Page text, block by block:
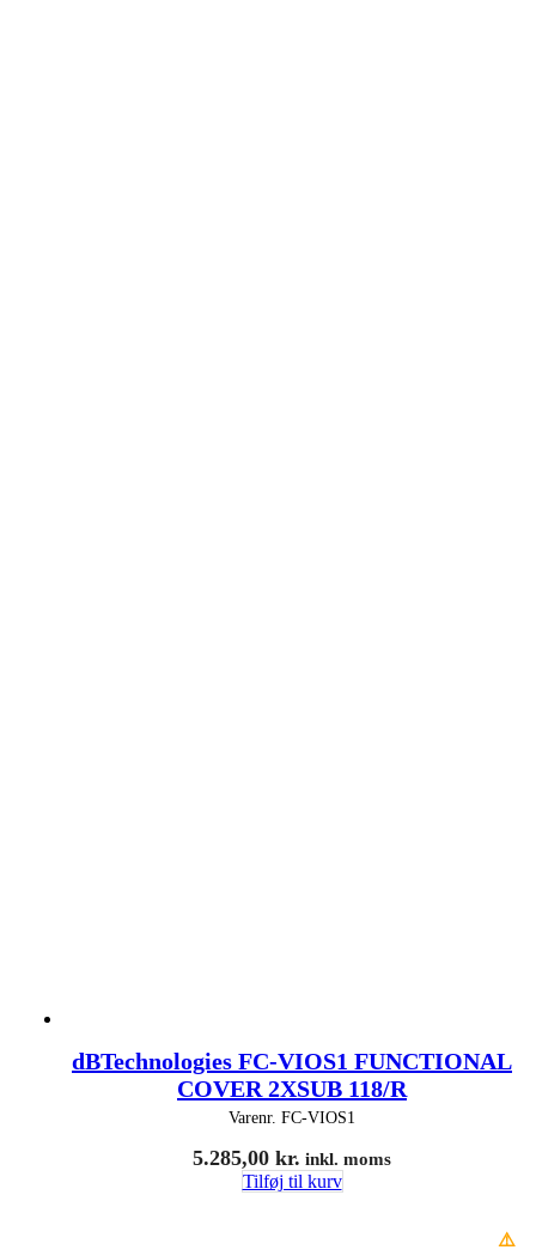
dBTechnologies FC-VIOS1 FUNCTIONAL
COVER 2XSUB 118/R
Varenr. FC-VIOS1
5.285,00 kr. inkl. moms
Tilføj til kurv
⚠️